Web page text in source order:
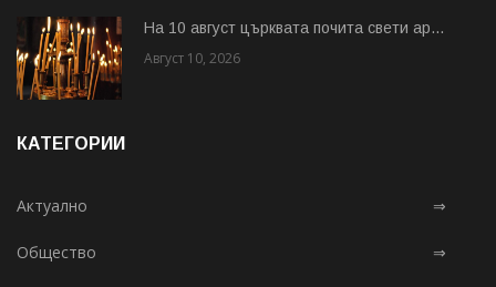
На 10 август църквата почита свети ар...
Август 10, 2026
КАТЕГОРИИ
Актуално ⇒
Общество ⇒